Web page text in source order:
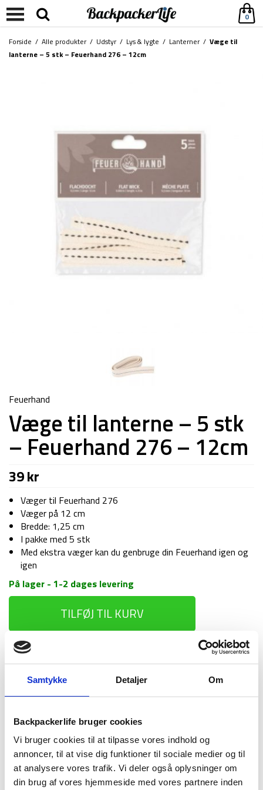
Samtykke Detaljer Om
Backpackerlife bruger cookies
Vi bruger cookies til at tilpasse vores indhold og
annoncer, til at vise dig funktioner til sociale medier og til
at analysere vores trafik. Vi deler også oplysninger om
din brug af vores hjemmeside med vores partnere inden
0
Forside / Alle produkter/ Udstyr/ Lys & lygte / Lanterner/ Væge til
lanterne – 5 stk – Feuerhand 276 – 12cm
Feuerhand
Væge til lanterne – 5 stk
– Feuerhand 276 – 12cm
39kr
Væger til Feuerhand 276
Væger på 12 cm
Bredde: 1,25 cm
I pakke med 5 stk
Med ekstra væger kan du genbruge din Feuerhand igen og
igen
På lager - 1-2 dages levering
Væge
lanterne
stk
Feuerhand
antal
TILFØJ TIL KURV
100 dages
BESKRIVELSE BRAND FAQ
Væge til Feuerhand model 276 på 12 cm. Denne væge kan du